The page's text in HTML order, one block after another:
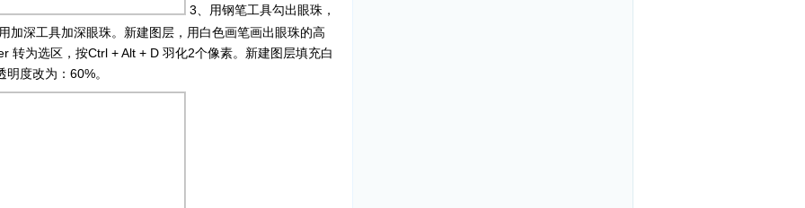
3、用钢笔工具勾出眼珠，
加深工具加深眼珠。新建图层，用白色画笔画出眼珠的高
转为选区，按Ctrl + Alt + D 羽化2个像素。新建图层填充白
度改为：60%。